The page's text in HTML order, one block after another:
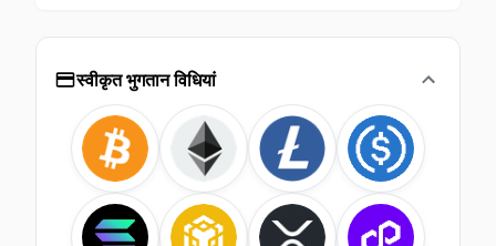
स्वीकृत भुगतान विधियां